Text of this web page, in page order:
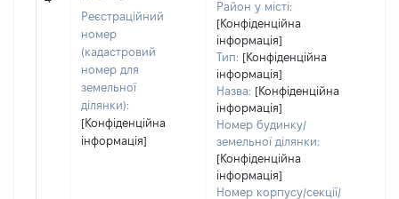
Реєстраційний
номер
(кадастровий
номер для
земельної
ділянки):
[Конфіденційна
інформація]
Район у місті:
[Конфіденційна
інформація]
Тип: [Конфіденційна
інформація]
Назва: [Конфіденційна
інформація]
Номер будинку/
земельної ділянки:
[Конфіденційна
інформація]
Номер корпусу/секції/